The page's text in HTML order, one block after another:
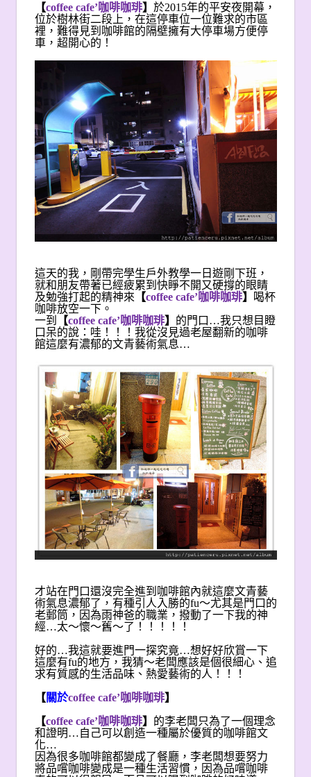
【coffee cafe’咖啡咖琲】 於2015年的平安夜開幕，
位於樹林街二段上，在這停車位一位難求的市區
裡，難得見到咖啡館的隔壁擁有大停車場方便停
車，超開心的！
這天的我，剛帶完學生戶外教學一日遊剛下班，
就和朋友帶著已經疲累到快睜不開又硬撐的眼睛
及勉強打起的精神來 【coffee cafe’咖啡咖琲】
喝杯
咖啡放空一下。
一到
【coffee cafe’咖啡咖琲】 的門口…我只想目瞪
口呆的說：哇！！！我從沒見過老屋翻新的咖啡
館這麼有濃郁的文青藝術氣息…
才站在門口還沒完全進到咖啡館內就這麼文青藝
術氣息濃郁了，有種引人入勝的fu～尤其是門口的
老郵筒，因為雨神爸的職業，撥動了一下我的神
經…太～懷～舊～了！！！！！
好的…我這就要進門一探究竟…想好好欣賞一下
這麼有fu的地方，我猜～老闆應該是個很細心、追
求有質感的生活品味、熱愛藝術的人！！！
【 關於coffee cafe’咖啡咖琲】
【coffee cafe’咖啡咖琲】
的李老闆只為了一個理念
和證明…自己可以創造一種屬於優質的咖啡館文
化…
因為很多咖啡館都變成了餐廳，李老闆想要努力
將品嚐咖啡變成是一種生活習慣，因為品嚐咖啡